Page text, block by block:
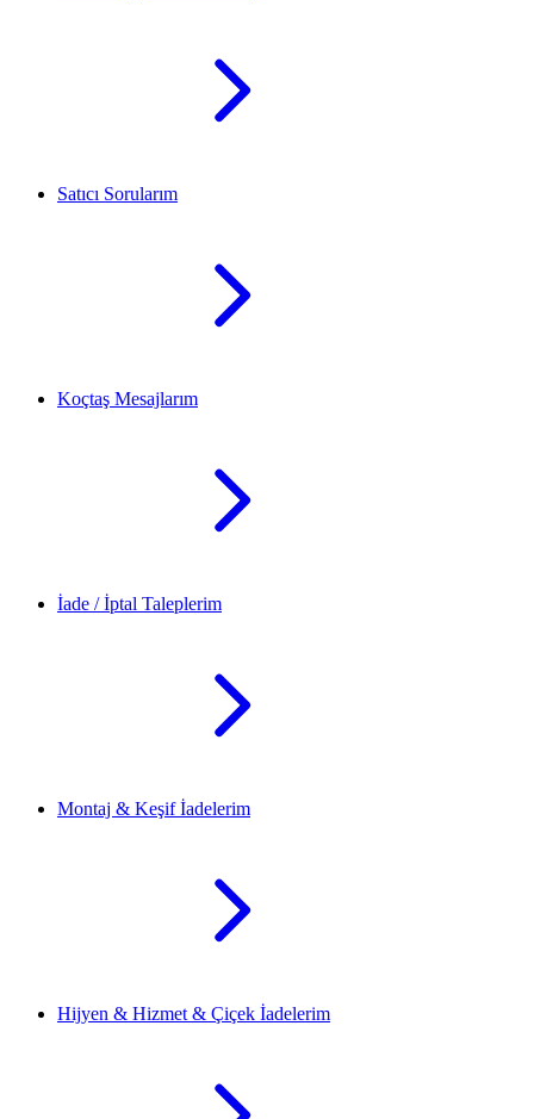
Satıcı Sorularım
Koçtaş Mesajlarım
İade / İptal Taleplerim
Montaj & Keşif İadelerim
Hijyen & Hizmet & Çiçek İadelerim